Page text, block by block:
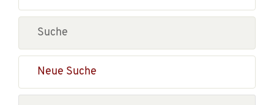
Neue Suche